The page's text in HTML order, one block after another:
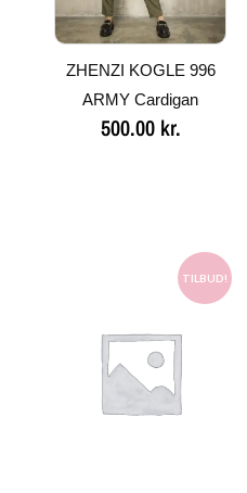
ZHENZI KOGLE 996
ARMY Cardigan
500.00 kr.
TILBUD!
oprindelige
var:
400.00 kr..
Den
aktuelle
pris
er: